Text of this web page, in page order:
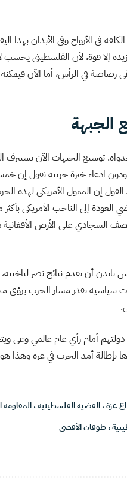
في الأرواح وفي الأبدان بهذا
إلا قوة، لأن الفلسطيني يحسب
رصاصة في الرأس، أما الآن
جدواه. توسيع الجبهات الآن
ودون ادعاء خبرة حربية نقول
إن الممول الأمريكي لهذه
العودة إلى الناخب الأمريكي
السجادي على الأرض الأفغانية
بايدن أن يقدم نتائج نصر
سياسية تقدر مسار الحرب
أمام رأي عام عالمي
بإطالة أمد الحرب في غزة وهذا
غزة،القضية الفلسطينية،
، طوفان الأقصى